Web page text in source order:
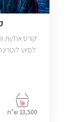
קורס אח/ות
לסיוע
13,500 ש"ח